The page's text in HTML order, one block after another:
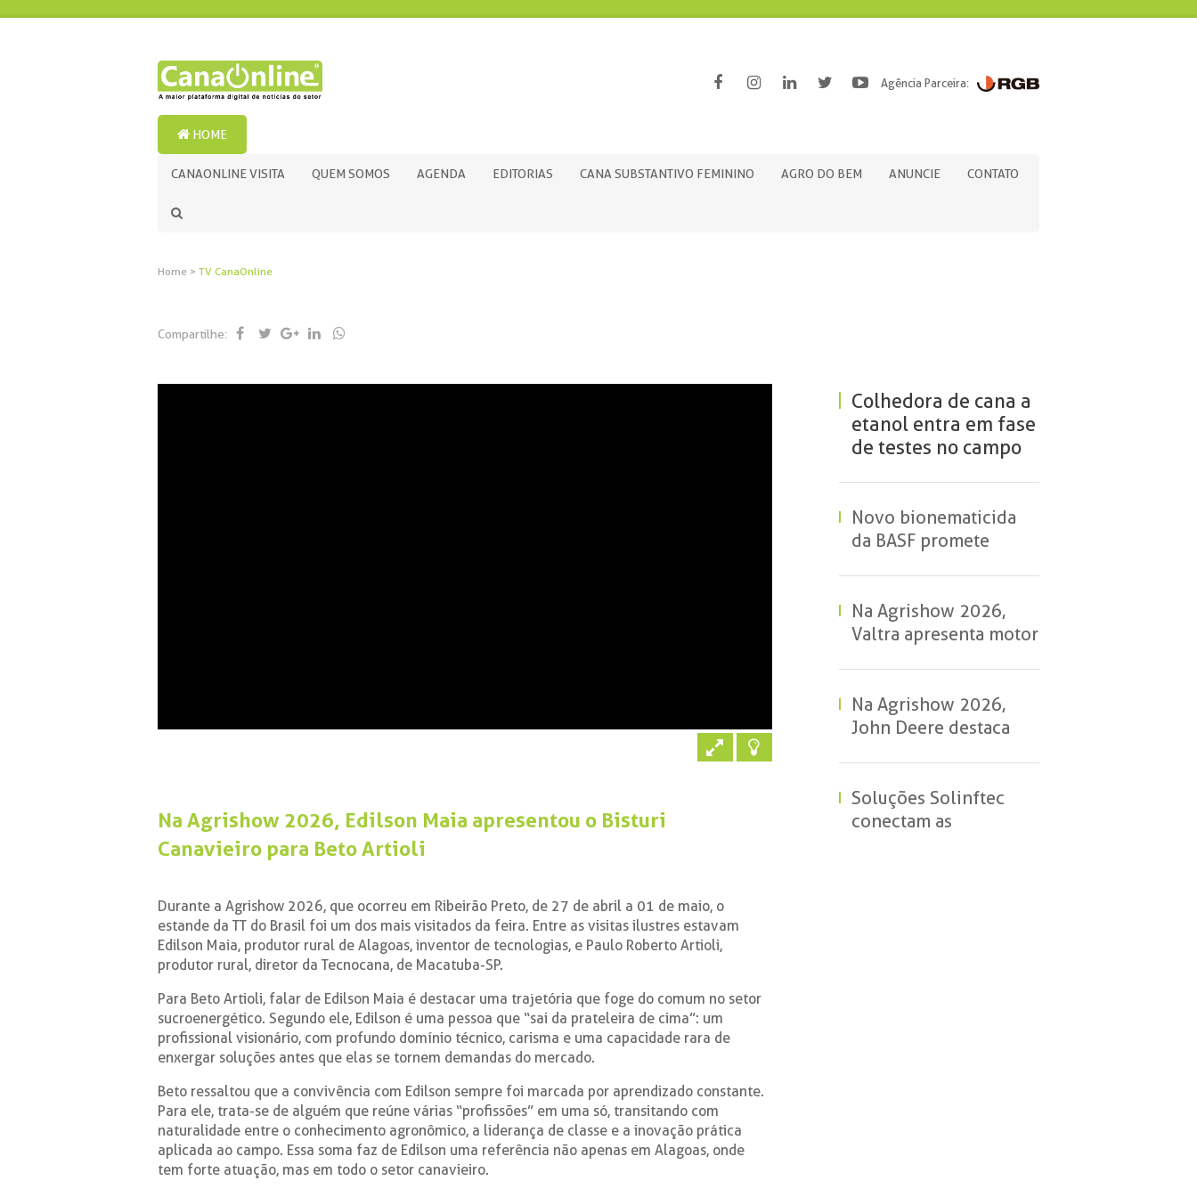
Agência Parceira:
HOME
CANAONLINE VISITA QUEM SOMOS AGENDA EDITORIAS CANA SUBSTANTIVO FEMININO AGRO DO BEM ANUNCIE CONTATO
Home > TV CanaOnline
Compartilhe:
Colhedora de cana a
etanol entra em fase
de testes no campo
Novo bionematicida
da BASF promete
Na Agrishow 2026,
Valtra apresenta motor
lançada em 2028
Na Agrishow 2026,
John Deere destaca
9
Soluções Solinftec
conectam as
Na Agrishow 2026, Edilson Maia apresentou o Bisturi
Canavieiro para Beto Artioli
Durante a Agrishow 2026, que ocorreu em Ribeirão Preto, de 27 de abril a 01 de maio, o
estande da TT do Brasil foi um dos mais visitados da feira. Entre as visitas ilustres estavam
Edilson Maia, produtor rural de Alagoas, inventor de tecnologias, e Paulo Roberto Artioli,
produtor rural, diretor da Tecnocana, de Macatuba-SP.
Para Beto Artioli, falar de Edilson Maia é destacar uma trajetória que foge do comum no setor
sucroenergético. Segundo ele, Edilson é uma pessoa que “sai da prateleira de cima”: um
profissional visionário, com profundo domínio técnico, carisma e uma capacidade rara de
enxergar soluções antes que elas se tornem demandas do mercado.
Beto ressaltou que a convivência com Edilson sempre foi marcada por aprendizado constante.
Para ele, trata-se de alguém que reúne várias “profissões” em uma só, transitando com
naturalidade entre o conhecimento agronômico, a liderança de classe e a inovação prática
aplicada ao campo. Essa soma faz de Edilson uma referência não apenas em Alagoas, onde
tem forte atuação, mas em todo o setor canavieiro.